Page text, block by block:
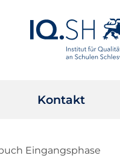
Kontakt
Eingangsphase